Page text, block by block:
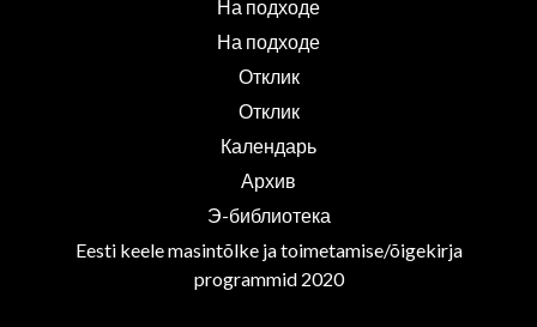
На подходе
На подходе
Отклик
Отклик
Календарь
Архив
Э-библиотека
Eesti keele masintõlke ja toimetamise/õigekirja
programmid 2020